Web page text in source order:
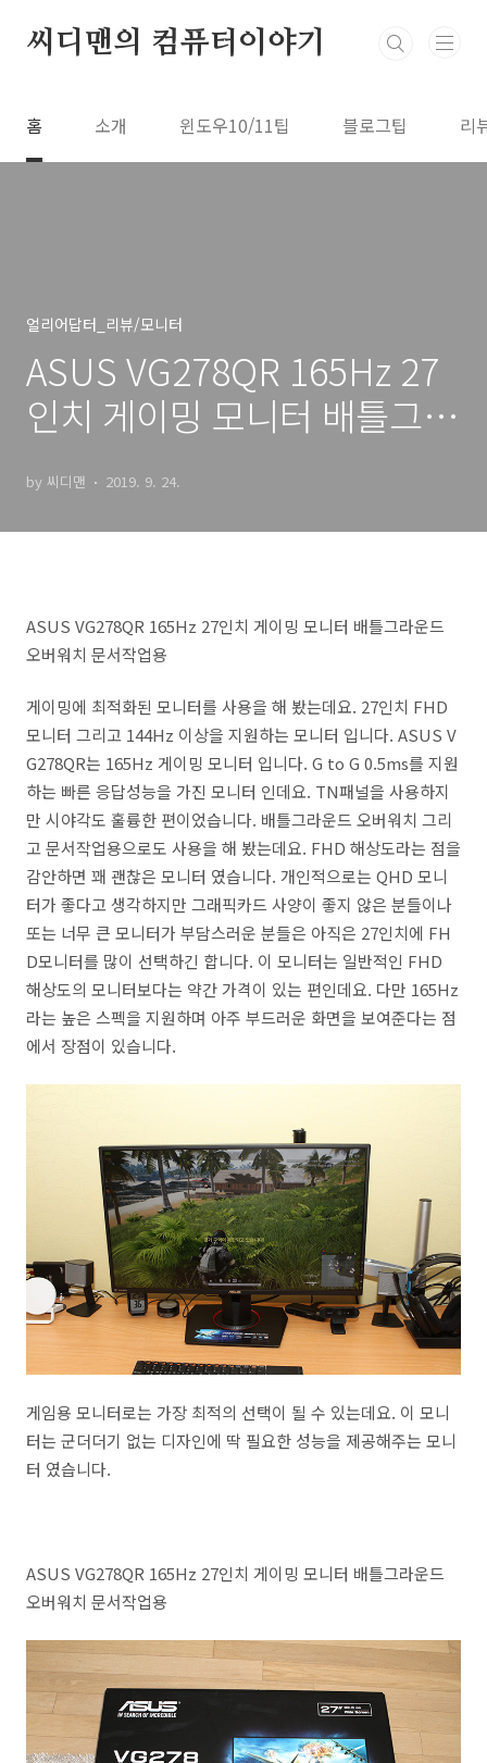
씨디맨의 컴퓨터이야기
홈 소개 윈도우10/11팁 블로그팁 리
얼리어답터_리뷰/모니터
ASUS VG278QR 165Hz 27
인치 게이밍 모니터 배틀그라
by 씨디맨 2019. 9. 24.
ASUS VG278QR 165Hz 27인치 게이밍 모니터 배틀그라운드
오버워치 문서작업용
게이밍에 최적화된 모니터를 사용을 해 봤는데요. 27인치 FHD
모니터 그리고 144Hz 이상을 지원하는 모니터 입니다. ASUS V
G278QR는 165Hz 게이밍 모니터 입니다. G to G 0.5ms를 지원
하는 빠른 응답성능을 가진 모니터 인데요. TN패널을 사용하지
만 시야각도 훌륭한 편이었습니다. 배틀그라운드 오버워치 그리
고 문서작업용으로도 사용을 해 봤는데요. FHD 해상도라는 점을
감안하면 꽤 괜찮은 모니터 였습니다. 개인적으로는 QHD 모니
터가 좋다고 생각하지만 그래픽카드 사양이 좋지 않은 분들이나
또는 너무 큰 모니터가 부담스러운 분들은 아직은 27인치에 FH
D모니터를 많이 선택하긴 합니다. 이 모니터는 일반적인 FHD
해상도의 모니터보다는 약간 가격이 있는 편인데요. 다만 165Hz
라는 높은 스펙을 지원하며 아주 부드러운 화면을 보여준다는 점
에서 장점이 있습니다.
게임용 모니터로는 가장 최적의 선택이 될 수 있는데요. 이 모니
터는 군더더기 없는 디자인에 딱 필요한 성능을 제공해주는 모니
터 였습니다.
ASUS VG278QR 165Hz 27인치 게이밍 모니터 배틀그라운드
오버워치 문서작업용